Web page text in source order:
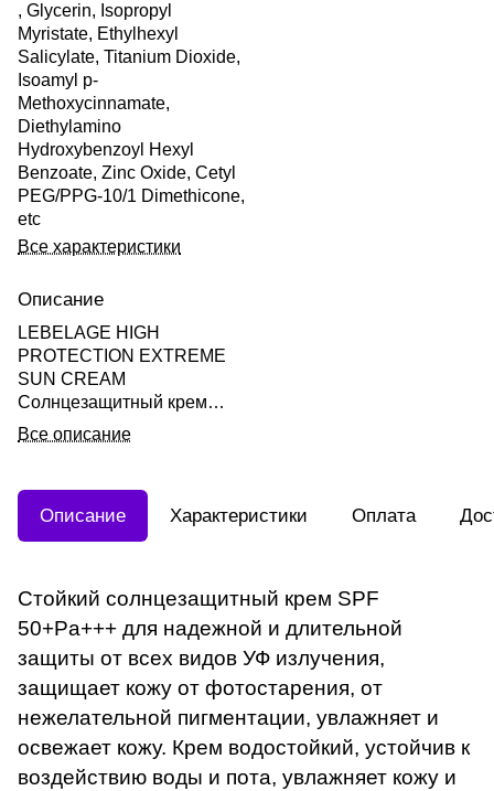
, Glycerin, Isopropyl
Myristate, Ethylhexyl
Salicylate, Titanium Dioxide,
Isoamyl p-
Methoxycinnamate,
Diethylamino
Hydroxybenzoyl Hexyl
Benzoate, Zinc Oxide, Cetyl
PEG/PPG-10/1 Dimethicone,
etc
Все характеристики
Описание
LEBELAGE HIGH
PROTECTION EXTREME
SUN CREAM
Солнцезащитный крем
"Экстремальная защита"
30мл
Все описание
Описание Характеристики Оплата
Стойкий солнцезащитный крем SPF
50+Pa+++ для надежной и длительной
защиты от всех видов УФ излучения,
защищает кожу от фотостарения, от
нежелательной пигментации, увлажняет и
освежает кожу. Крем водостойкий, устойчив к
воздействию воды и пота, увлажняет кожу и